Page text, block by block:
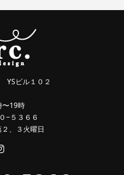
YSビル１０２
〜19時
−５３６６
、３火曜日